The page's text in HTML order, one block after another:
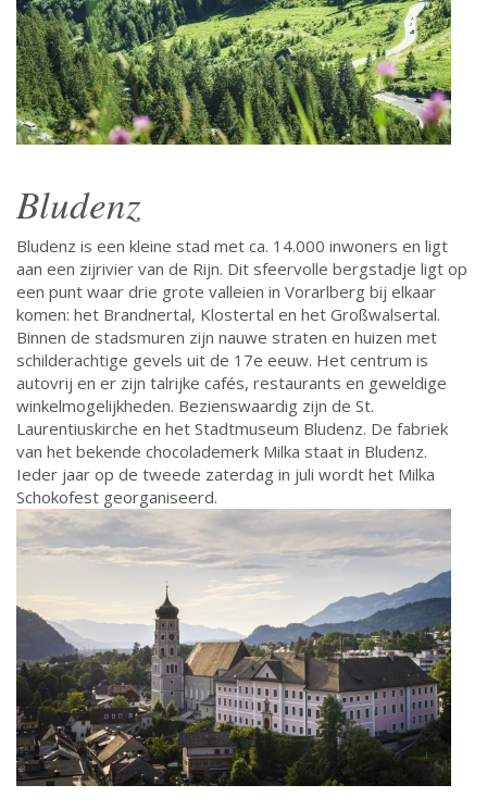
Bludenz
Bludenz is een kleine stad met ca. 14.000 inwoners en ligt
aan een zijrivier van de Rijn. Dit sfeervolle bergstadje ligt op
een punt waar drie grote valleien in Vorarlberg bij elkaar
komen: het Brandnertal, Klostertal en het Großwalsertal.
Binnen de stadsmuren zijn nauwe straten en huizen met
schilderachtige gevels uit de 17e eeuw. Het centrum is
autovrij en er zijn talrijke cafés, restaurants en geweldige
winkelmogelijkheden. Bezienswaardig zijn de St.
Laurentiuskirche en het Stadtmuseum Bludenz. De fabriek
van het bekende chocolademerk Milka staat in Bludenz.
Ieder jaar op de tweede zaterdag in juli wordt het Milka
Schokofest georganiseerd.